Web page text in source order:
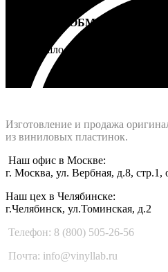
ВОЗВРАТ И ОБМЕН
Не подошло - вернем деньги
Изготовление и продажа
из виниловых пластинок.
Наш офис в Москве:
г. Москва, ул. Вербная, д.8, стр.1,
Наш цех в Челябинске:
г.Челябинск, ул.Томинская, д.2
Телефон: 8 (800) 505-26-56
Почта: info@vinyllab.ru